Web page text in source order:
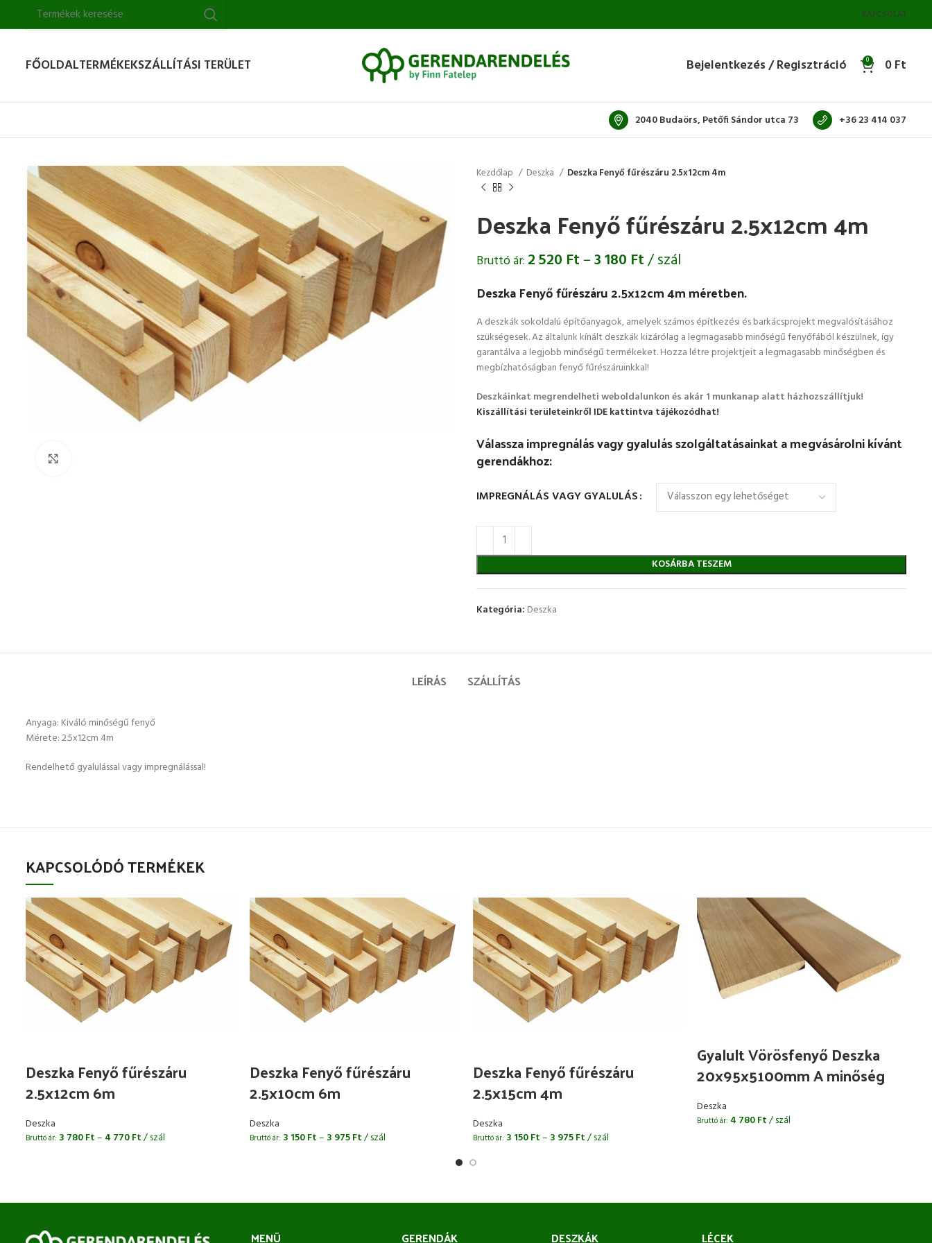
KAPCSOLAT
FŐOLDALTERMÉKEKSZÁLLÍTÁSI TERÜLET Bejelentkezés / Regisztráció 0 0Ft
2040 Budaörs, Petőfi Sándor utca 73 +36 23 414 037
Kezdőlap Deszka Deszka Fenyő fűrészáru 2.5x12cm 4m
Deszka Fenyő fűrészáru 2.5x12cm 4m
Bruttó ár: 2 520 Ft –3 180 Ft/ szál
Deszka Fenyő fűrészáru 2.5x12cm 4m méretben.
A deszkák sokoldalú építőanyagok, amelyek számos építkezési és barkácsprojekt megvalósításához
szükségesek. Az általunk kínált deszkák kizárólag a legmagasabb minőségű fenyőfából készülnek, így
garantálva a legjobb minőségű termékeket. Hozza létre projektjeit a legmagasabb minőségben és
megbízhatóságban fenyő fűrészáruinkkal!
Deszkáinkat megrendelheti weboldalunkon és akár 1 munkanap alatt házhozszállítjuk!
Kiszállítási területeinkről IDE kattintva tájékozódhat!
Válassza impregnálás vagy gyalulás szolgáltatásainkat a megvásárolni kívánt
gerendákhoz:
IMPREGNÁLÁS VAGY GYALULÁS
KOSÁRBA TESZEM
Kategória: Deszka
LEÍRÁS SZÁLLÍTÁS
Anyaga: Kiváló minőségű fenyő
Mérete: 2.5x12cm 4m
Rendelhető gyalulással vagy impregnálással!
KAPCSOLÓDÓ TERMÉKEK
Deszka Fenyő fűrészáru
2.5x12cm 6m
Deszka
Bruttó ár: 3 780Ft– 4 770Ft/ szál
Deszka Fenyő fűrészáru
2.5x10cm 6m
Deszka
Bruttó ár: 3 150Ft– 3 975Ft/ szál
Deszka Fenyő fűrészáru
2.5x15cm 4m
Deszka
Bruttó ár: 3 150Ft– 3 975Ft/ szál
Gyalult Vörösfenyő Deszka
20x95x5100mm A minőség
Deszka
Bruttó ár: 4 780Ft/ szál
MENÜ GERENDÁK DESZKÁK LÉCEK